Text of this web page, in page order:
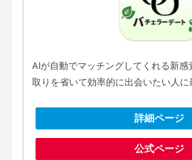
AIが自動でマッチングしてくれる新感
取りを省いて効率的に出会いたい人に
詳細ページ
公式ページ